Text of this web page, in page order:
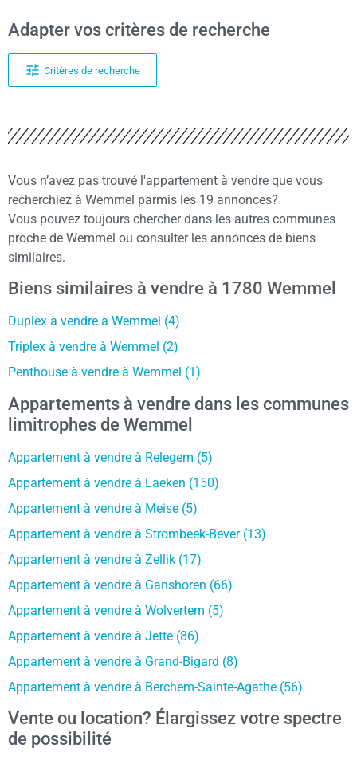
Adapter vos critères de recherche
Critères de recherche
Vous n’avez pas trouvé l'appartement à vendre que vous
recherchiez à Wemmel parmis les 19 annonces?
Vous pouvez toujours chercher dans les autres communes
proche de Wemmel ou consulter les annonces de biens
similaires.
Biens similaires à vendre à 1780 Wemmel
Duplex à vendre à Wemmel (4)
Triplex à vendre à Wemmel (2)
Penthouse à vendre à Wemmel (1)
Appartements à vendre dans les communes
limitrophes de Wemmel
Appartement à vendre à Relegem (5)
Appartement à vendre à Laeken (150)
Appartement à vendre à Meise (5)
Appartement à vendre à Strombeek-Bever (13)
Appartement à vendre à Zellik (17)
Appartement à vendre à Ganshoren (66)
Appartement à vendre à Wolvertem (5)
Appartement à vendre à Jette (86)
Appartement à vendre à Grand-Bigard (8)
Appartement à vendre à Berchem-Sainte-Agathe (56)
Vente ou location? Élargissez votre spectre
de possibilité